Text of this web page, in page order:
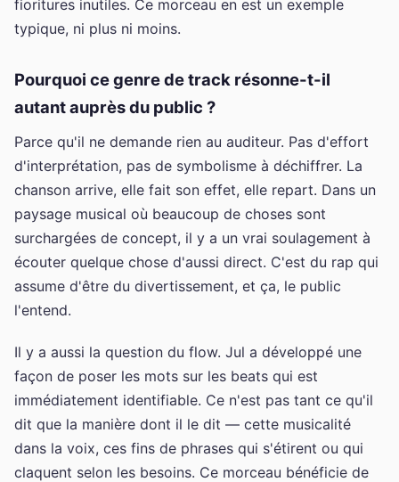
fioritures inutiles. Ce morceau en est un exemple
typique, ni plus ni moins.
Pourquoi ce genre de track résonne-t-il
autant auprès du public ?
Parce qu'il ne demande rien au auditeur. Pas d'effort
d'interprétation, pas de symbolisme à déchiffrer. La
chanson arrive, elle fait son effet, elle repart. Dans un
paysage musical où beaucoup de choses sont
surchargées de concept, il y a un vrai soulagement à
écouter quelque chose d'aussi direct. C'est du rap qui
assume d'être du divertissement, et ça, le public
l'entend.
Il y a aussi la question du flow. Jul a développé une
façon de poser les mots sur les beats qui est
immédiatement identifiable. Ce n'est pas tant ce qu'il
dit que la manière dont il le dit — cette musicalité
dans la voix, ces fins de phrases qui s'étirent ou qui
claquent selon les besoins. Ce morceau bénéficie de